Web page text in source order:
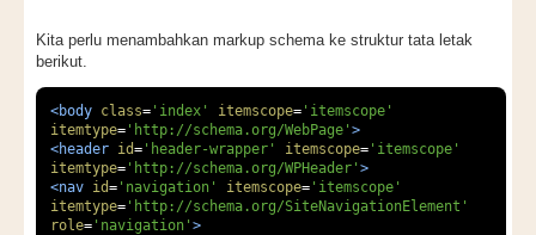
Kita perlu menambahkan markup schema ke struktur tata letak
berikut.
<body class= 'index' itemscope= 'itemscope'
itemtype= 'http://schema.org/WebPage' >
<header id= 'header-wrapper' itemscope= 'itemscope'
itemtype= 'http://schema.org/WPHeader' >
<nav id= 'navigation' itemscope= 'itemscope'
itemtype= 'http://schema.org/SiteNavigationElement'
role= 'navigation' >